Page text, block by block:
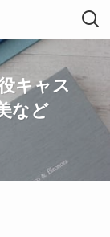
キャス
など